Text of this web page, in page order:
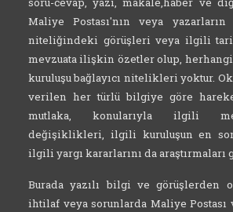
Maliye Postası'nın veya
niteliğindeki görüşleri veya ilgili
mevzuata ilişkin özetler olup,
kuruluşu bağlayıcı nitelikleri yoktur.
verilen her türlü bilgiye göre
mutlaka, konularıyla ilgili
değişiklikleri, ilgili kuruluşun en son
ilgili yargı kararlarını da araştırmaları
Burada yazılı bilgi ve görüşlerden
ihtilaf veya sorunlarda Maliye Postası